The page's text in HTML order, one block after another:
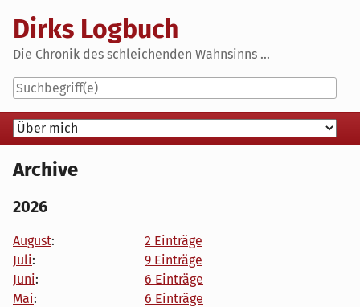
content
Dirks Logbuch
Die Chronik des schleichenden Wahnsinns ...
Navigation
Archive
2026
August:
2 Einträge
Juli:
9 Einträge
Juni:
6 Einträge
Mai:
6 Einträge